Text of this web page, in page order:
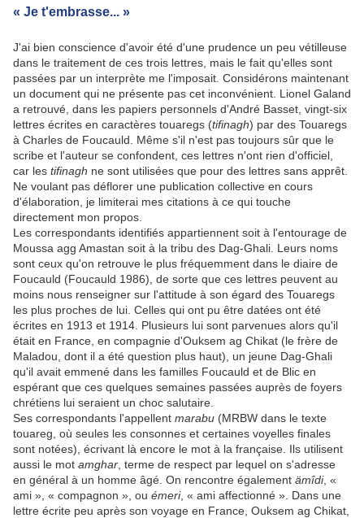
« Je t'embrasse... »
J'ai bien conscience d'avoir été d'une prudence un peu vétilleuse
dans le traitement de ces trois lettres, mais le fait qu'elles sont
passées par un interprète me l'imposait. Considérons maintenant
un document qui ne présente pas cet inconvénient. Lionel Galand
a retrouvé, dans les papiers personnels d'André Basset, vingt-six
lettres écrites en caractères touaregs (tifinagh) par des Touaregs
à Charles de Foucauld. Même s'il n'est pas toujours sûr que le
scribe et l'auteur se confondent, ces lettres n'ont rien d'officiel,
car les tifinagh ne sont utilisées que pour des lettres sans apprêt.
Ne voulant pas déflorer une publication collective en cours
d'élaboration, je limiterai mes citations à ce qui touche
directement mon propos.
Les correspondants identifiés appartiennent soit à l'entourage de
Moussa agg Amastan soit à la tribu des Dag-Ghali. Leurs noms
sont ceux qu'on retrouve le plus fréquemment dans le diaire de
Foucauld (Foucauld 1986), de sorte que ces lettres peuvent au
moins nous renseigner sur l'attitude à son égard des Touaregs
les plus proches de lui. Celles qui ont pu être datées ont été
écrites en 1913 et 1914. Plusieurs lui sont parvenues alors qu'il
était en France, en compagnie d'Ouksem ag Chikat (le frère de
Maladou, dont il a été question plus haut), un jeune Dag-Ghali
qu'il avait emmené dans les familles Foucauld et de Blic en
espérant que ces quelques semaines passées auprès de foyers
chrétiens lui seraient un choc salutaire.
Ses correspondants l'appellent marabu (MRBW dans le texte
touareg, où seules les consonnes et certaines voyelles finales
sont notées), écrivant là encore le mot à la française. Ils utilisent
aussi le mot amghar , terme de respect par lequel on s'adresse
en général à un homme âgé. On rencontre également ämîdi, «
ami », « compagnon », ou émeri, « ami affectionné ». Dans une
lettre écrite peu après son voyage en France, Ouksem ag Chikat,